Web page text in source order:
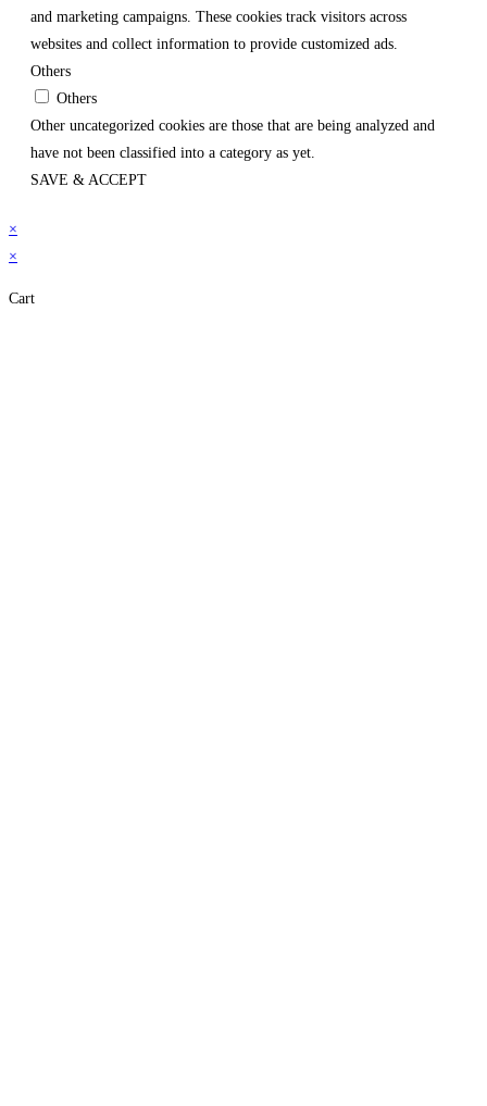
and marketing campaigns. These cookies track visitors across
websites and collect information to provide customized ads.
Others
Others
Other uncategorized cookies are those that are being analyzed and
have not been classified into a category as yet.
SAVE & ACCEPT
×
×
Cart